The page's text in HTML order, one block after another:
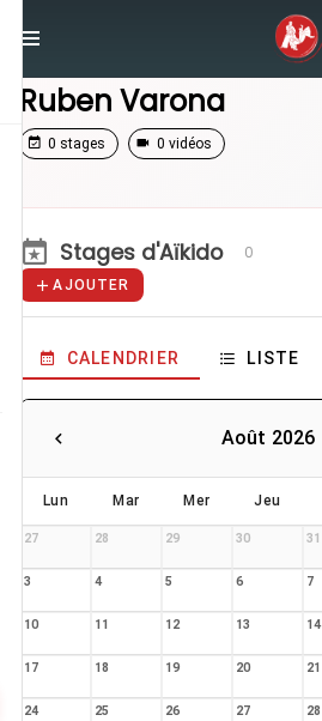
Ruben Varona
Ruben Varona
0 stages 0 vidéos
Stages d'Aïkido 0
AJOUTER
CALENDRIER LISTE
Août 2026
Lun Mar Mer Jeu
27 28 29 30 31
3 4 5 6 7
10 11 12 13 14
17 18 19 20 21
24 25 26 27 28